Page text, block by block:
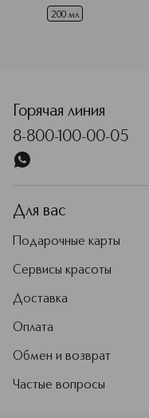
200 мл
Горячая линия
8-800-100-00-05
Для вас
Подарочные карты
Сервисы красоты
Доставка
Оплата
Обмен и возврат
Частые вопросы